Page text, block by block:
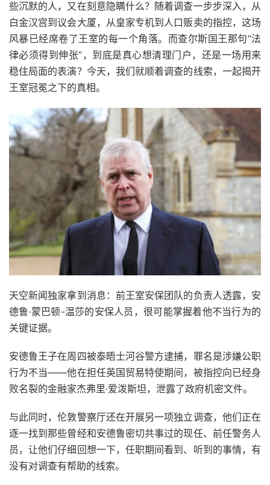
些沉默的人，又在刻意隐瞒什么？随着调查一步步深入，从
白金汉宫到议会大厦，从皇家专机到人口贩卖的指控，这场
风暴已经席卷了王室的每一个角落。而查尔斯国王那句“法
律必须得到伸张”，到底是真心想清理门户，还是一场用来
稳住局面的表演？今天，我们就顺着调查的线索，一起揭开
王室冠冕之下的真相。
天空新闻独家拿到消息：前王室安保团队的负责人透露，安
德鲁·蒙巴顿-温莎的安保人员，很可能掌握着他不当行为的
关键证据。
安德鲁王子在周四被泰晤士河谷警方逮捕，罪名是涉嫌公职
行为不当——他在担任英国贸易特使期间，被指控向已经身
败名裂的金融家杰弗里·爱泼斯坦，泄露了政府机密文件。
与此同时，伦敦警察厅还在开展另一项独立调查，他们正在
逐一找到那些曾经和安德鲁密切共事过的现任、前任警务人
员，让他们仔细回想一下，任职期间看到、听到的事情，有
没有对调查有帮助的线索。